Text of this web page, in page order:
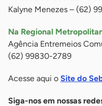
Kalyne Menezes – (62)
Na Regional
Agência Entremeios
(62) 99830-2789
Acesse aqui o Site do
Siga-nos em nossas